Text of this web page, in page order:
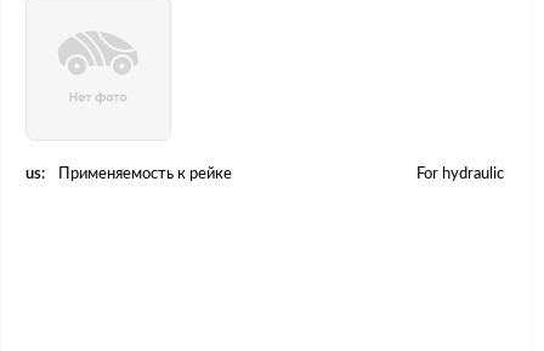
us: Применяемость к рейке For hydraulic